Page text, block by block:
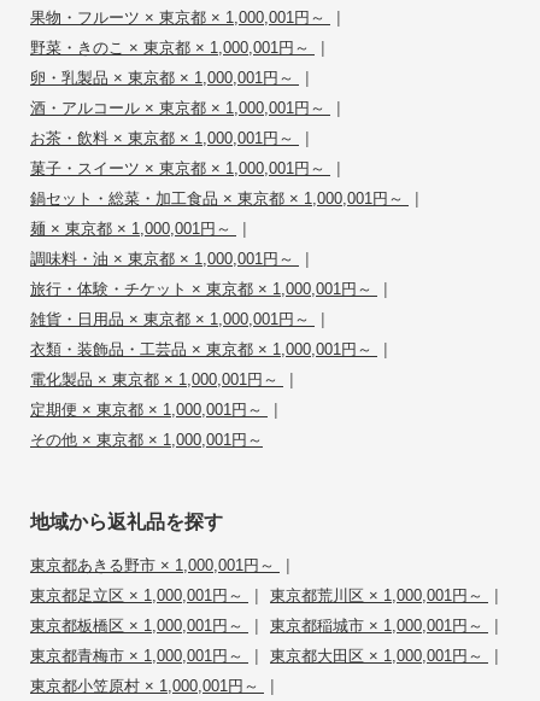
果物・フルーツ × 東京都 × 1,000,001円～ |
野菜・きのこ × 東京都 × 1,000,001円～ |
卵・乳製品 × 東京都 × 1,000,001円～ |
酒・アルコール × 東京都 × 1,000,001円～ |
お茶・飲料 × 東京都 × 1,000,001円～ |
菓子・スイーツ × 東京都 × 1,000,001円～ |
鍋セット・総菜・加工食品 × 東京都 × 1,000,001円～ |
麺 × 東京都 × 1,000,001円～ |
調味料・油 × 東京都 × 1,000,001円～ |
旅行・体験・チケット × 東京都 × 1,000,001円～ |
雑貨・日用品 × 東京都 × 1,000,001円～ |
衣類・装飾品・工芸品 × 東京都 × 1,000,001円～ |
電化製品 × 東京都 × 1,000,001円～ |
定期便 × 東京都 × 1,000,001円～ |
その他 × 東京都 × 1,000,001円～
地域から返礼品を探す
東京都あきる野市 × 1,000,001円～ |
東京都足立区 × 1,000,001円～ | 東京都荒川区 × 1,000,001円～ |
東京都板橋区 × 1,000,001円～ | 東京都稲城市 × 1,000,001円～ |
東京都青梅市 × 1,000,001円～ | 東京都大田区 × 1,000,001円～ |
東京都小笠原村 × 1,000,001円～ |